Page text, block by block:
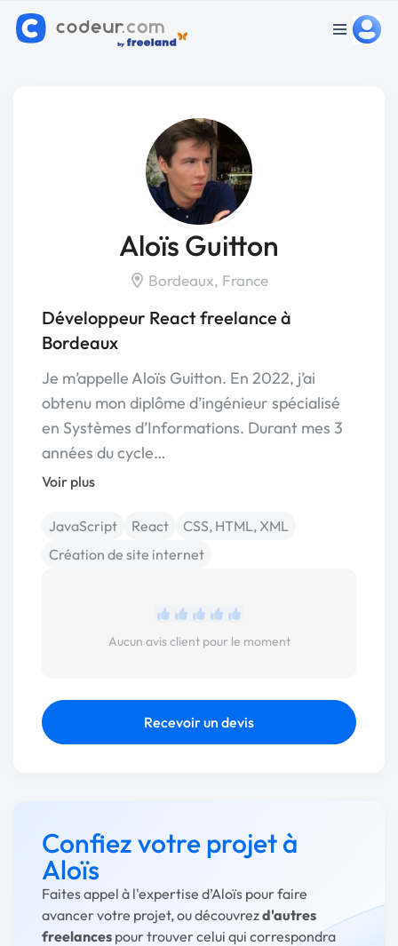
Aloïs Guitton
Bordeaux, France
Développeur React freelance à
Bordeaux
Je m’appelle Aloïs Guitton. En 2022, j’ai
obtenu mon diplôme d’ingénieur spécialisé
en Systèmes d’Informations. Durant mes 3
années du cycle…
Voir plus
JavaScript React
CSS, HTML, XML
Création de site internet
Aucun avis client pour le moment
Recevoir un devis
Confiez votre projet à
Aloïs
Faites appel à l'expertise d’Aloïs pour faire
avancer votre projet, ou découvrezd'autres
freelances pour trouver celui qui correspondra